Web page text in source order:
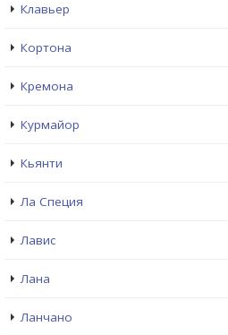
Клавьер
Кортона
Кремона
Курмайор
Кьянти
Ла Специя
Лавис
Лана
Ланчано